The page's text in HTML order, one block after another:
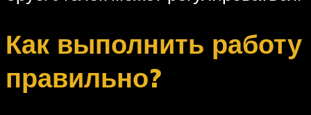
Как выполнить работу
правильно?